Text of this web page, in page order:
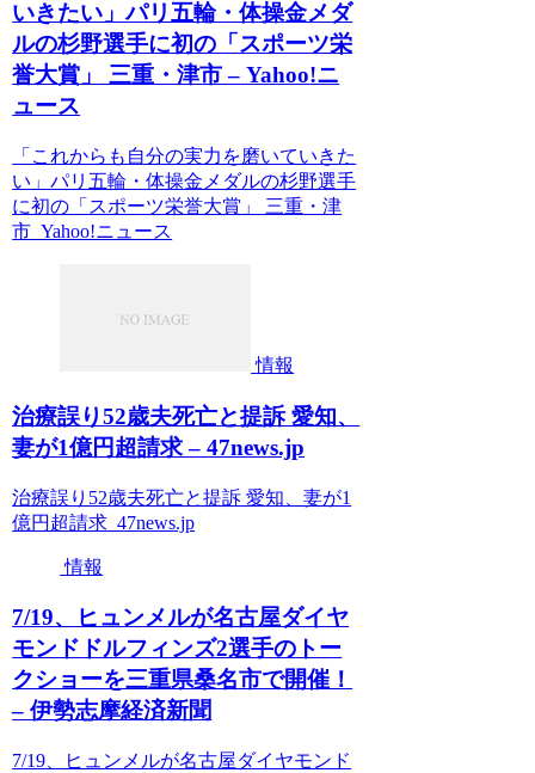
いきたい」パリ五輪・体操金メダ
ルの杉野選手に初の「スポーツ栄
誉大賞」 三重・津市 – Yahoo!ニ
ュース
「これからも自分の実力を磨いていきた
い」パリ五輪・体操金メダルの杉野選手
に初の「スポーツ栄誉大賞」 三重・津
市 Yahoo!ニュース
情報
治療誤り52歳夫死亡と提訴 愛知、
妻が1億円超請求 – 47news.jp
治療誤り52歳夫死亡と提訴 愛知、妻が1
億円超請求 47news.jp
情報
7/19、ヒュンメルが名古屋ダイヤ
モンドドルフィンズ2選手のトー
クショーを三重県桑名市で開催！
– 伊勢志摩経済新聞
7/19、ヒュンメルが名古屋ダイヤモンド